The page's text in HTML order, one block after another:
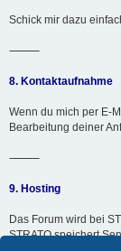
Schick mir dazu
⸻
8. Kontaktaufnahme
Wenn du mich per E-
Bearbeitung deiner
⸻
9. Hosting
Das Forum wird bei
STRATO speichert